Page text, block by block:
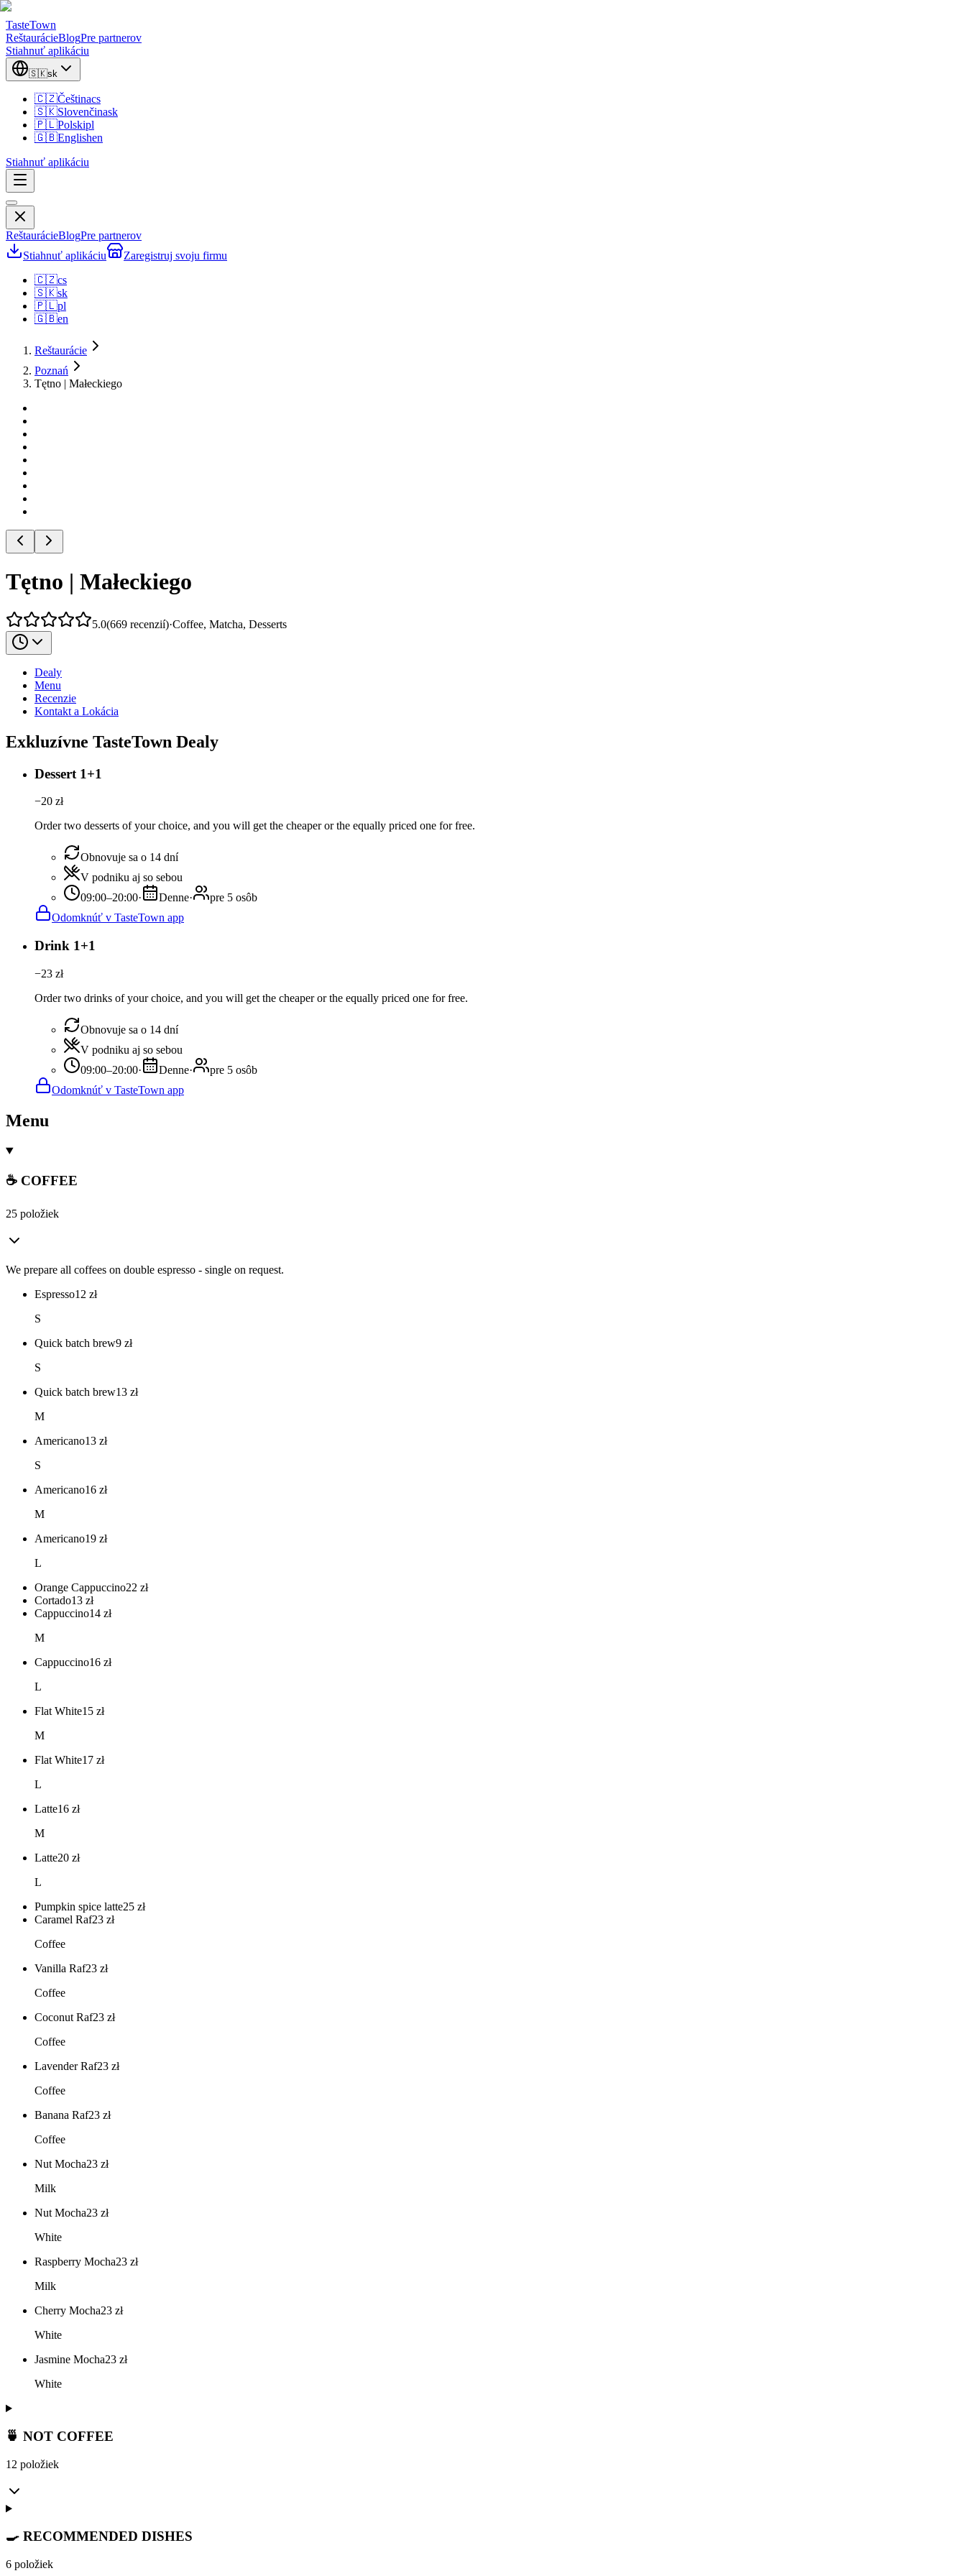
TasteTown
ReštaurácieBlogPre partnerov
Stiahnuť aplikáciu
🇸🇰sk
🇨🇿Češtinacs
🇸🇰Slovenčinask
🇵🇱Polskipl
🇬🇧Englishen
Stiahnuť aplikáciu
ReštaurácieBlogPre partnerov
Stiahnuť aplikáciu
Zaregistruj svoju firmu
🇨🇿cs
🇸🇰sk
🇵🇱pl
🇬🇧en
Reštaurácie
Poznań
Tętno | Małeckiego
Tętno | Małeckiego
5.0(669 recenzií)·Coffee, Matcha, Desserts
Dealy
Menu
Recenzie
Kontakt a Lokácia
Exkluzívne TasteTown Dealy
Dessert 1+1
−20 zł
Order two desserts of your choice, and you will get the cheaper or the equally priced one for free.
Obnovuje sa o 14 dní
V podniku aj so sebou
09:00–20:00· Denne·
pre 5 osôb
Odomknúť v TasteTown app
Drink 1+1
−23 zł
Order two drinks of your choice, and you will get the cheaper or the equally priced one for free.
Obnovuje sa o 14 dní
V podniku aj so sebou
09:00–20:00· Denne·
pre 5 osôb
Odomknúť v TasteTown app
Menu
☕ COFFEE
25 položiek
We prepare all coffees on double espresso - single on request.
Espresso12 zł
S
Quick batch brew9 zł
S
Quick batch brew13 zł
M
Americano13 zł
S
Americano16 zł
M
Americano19 zł
L
Orange Cappuccino22 zł
Cortado13 zł
Cappuccino14 zł
M
Cappuccino16 zł
L
Flat White15 zł
M
Flat White17 zł
L
Latte16 zł
M
Latte20 zł
L
Pumpkin spice latte25 zł
Caramel Raf23 zł
Coffee
Vanilla Raf23 zł
Coffee
Coconut Raf23 zł
Coffee
Lavender Raf23 zł
Coffee
Banana Raf23 zł
Coffee
Nut Mocha23 zł
Milk
Nut Mocha23 zł
White
Raspberry Mocha23 zł
Milk
Cherry Mocha23 zł
White
Jasmine Mocha23 zł
White
🍵 NOT COFFEE
12 položiek
🍳 RECOMMENDED DISHES
6 položiek